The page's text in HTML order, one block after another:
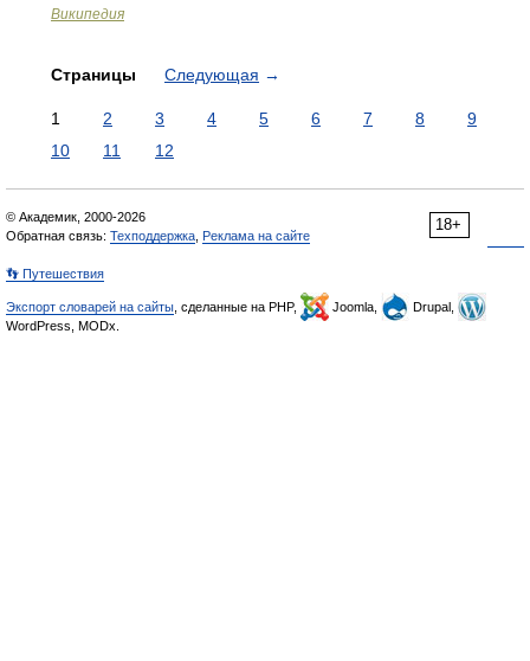
Википедия
Страницы Следующая →
1 2 3 4 5 6 7 8
9
10
11 12
18+
© Академик, 2000-2026
Обратная связь: Техподдержка Реклама на сайте
👣 Путешествия
Экспорт словарей на сайты , сделанные на PHP, Joomla,
Drupal,
WordPress, MODx.